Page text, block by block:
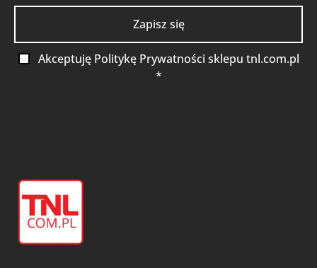
Akceptuję Politykę Prywatności sklepu tnl.com.pl
*